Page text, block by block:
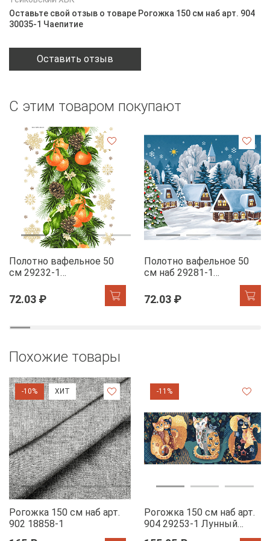
Оставьте свой отзыв о товаре Рогожка 150 см наб арт. 904
30035-1 Чаепитие
Оставить отзыв
С этим товаром покупают
Полотно вафельное 50
см 29232-1
Мандариновый коктель
72.03 ₽
Полотно вафельное 50
см наб 29281-1
72.03 ₽
Похожие товары
-10% ХИТ
Рогожка 150 см наб арт.
902 18858-1
-11%
Рогожка 150 см наб арт.
904 29253-1 Лунный